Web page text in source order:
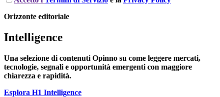
Orizzonte editoriale
Intelligence
Una selezione di contenuti Opinno su come leggere mercati,
tecnologie, segnali e opportunità emergenti con maggiore
chiarezza e rapidità.
Esplora H1 Intelligence